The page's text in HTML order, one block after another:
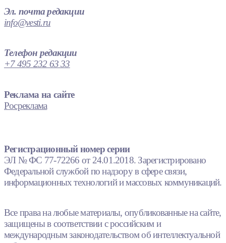
Эл. почта редакции
info@vesti.ru
Телефон редакции
+7 495 232 63 33
Реклама на сайте
Росреклама
Регистрационный номер серии
ЭЛ № ФС 77-72266 от 24.01.2018. Зарегистрировано
Федеральной службой по надзору в сфере связи,
информационных технологий и массовых коммуникаций.
Все права на любые материалы, опубликованные на сайте,
защищены в соответствии с российским и
международным законодательством об интеллектуальной